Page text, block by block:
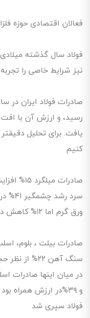
فعالان اقتصادی حوزه
فولاد سال گذشته میلادی
نیز شرایط خاصی را تجربه
یافت. برای تحلیل دقیقتر
کنیم
صادرات
ورق گرم اما ۱۲% کاهش داشت
صادرات بیلت ، بلوم،
و ۳۹%در ارزش همراه
فولاد سپری شد